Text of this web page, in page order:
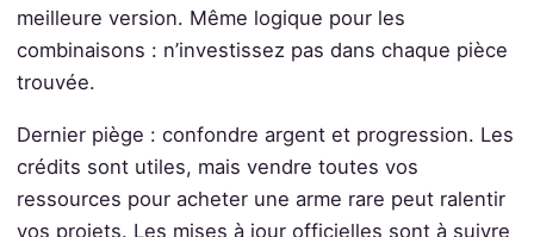
meilleure version. Même logique pour les
combinaisons : n’investissez pas dans chaque pièce
trouvée.
Dernier piège : confondre argent et progression. Les
crédits sont utiles, mais vendre toutes vos
ressources pour acheter une arme rare peut ralentir
vos projets. Les mises à jour officielles sont à suivre